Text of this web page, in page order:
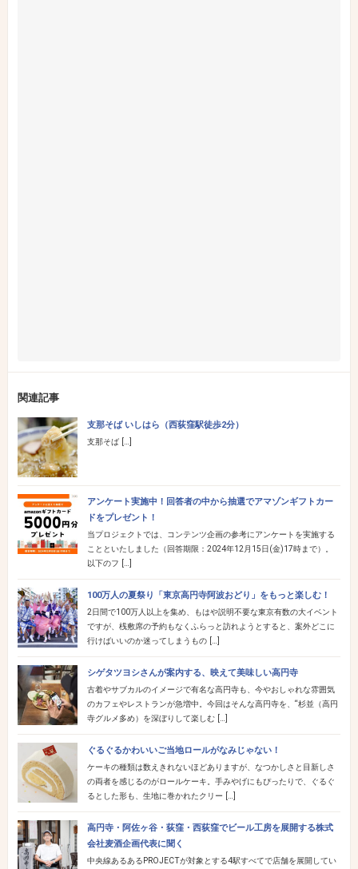
関連記事
支那そば いしはら（西荻窪駅徒歩2分）
支那そば […]
アンケート実施中！回答者の中から抽選でアマゾンギフトカー
ドをプレゼント！
当プロジェクトでは、コンテンツ企画の参考にアンケートを実施する
ことといたしました（回答期限：2024年12月15日(金)17時まで）。
以下のフ […]
100万人の夏祭り「東京高円寺阿波おどり」をもっと楽しむ！
2日間で100万人以上を集め、もはや説明不要な東京有数の大イベント
ですが、桟敷席の予約もなくふらっと訪れようとすると、案外どこに
行けばいいのか迷ってしまうもの […]
シゲタツヨシさんが案内する、映えて美味しい高円寺
古着やサブカルのイメージで有名な高円寺も、今やおしゃれな雰囲気
のカフェやレストランが急増中。今回はそんな高円寺を、“杉並（高円
寺グルメ多め）を深ぼりして楽しむ […]
ぐるぐるかわいいご当地ロールがなみじゃない！
ケーキの種類は数えきれないほどありますが、なつかしさと目新しさ
の両者を感じるのがロールケーキ。手みやげにもぴったりで、ぐるぐ
るとした形も、生地に巻かれたクリー […]
高円寺・阿佐ヶ谷・荻窪・西荻窪でビール工房を展開する株式
会社麦酒企画代表に聞く
中央線あるあるPROJECTが対象とする4駅すべてで店舗を展開してい